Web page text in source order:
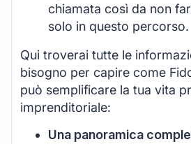
chiamata così da non
solo in questo percorso.
Qui troverai tutte le
bisogno per capire come
può semplificare la tua vita
imprenditoriale:
Una panoramica